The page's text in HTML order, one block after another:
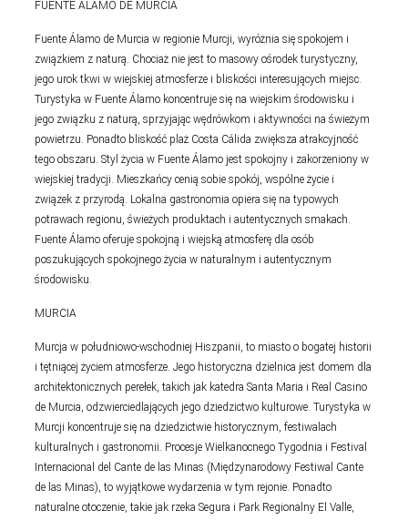
FUENTE ÁLAMO DE MURCIA
Fuente Álamo de Murcia w regionie Murcji, wyróżnia się spokojem i
związkiem z naturą. Chociaż nie jest to masowy ośrodek turystyczny,
jego urok tkwi w wiejskiej atmosferze i bliskości interesujących miejsc.
Turystyka w Fuente Álamo koncentruje się na wiejskim środowisku i
jego związku z naturą, sprzyjając wędrówkom i aktywności na świeżym
powietrzu. Ponadto bliskość plaż Costa Cálida zwiększa atrakcyjność
tego obszaru. Styl życia w Fuente Álamo jest spokojny i zakorzeniony w
wiejskiej tradycji. Mieszkańcy cenią sobie spokój, wspólne życie i
związek z przyrodą. Lokalna gastronomia opiera się na typowych
potrawach regionu, świeżych produktach i autentycznych smakach.
Fuente Álamo oferuje spokojną i wiejską atmosferę dla osób
poszukujących spokojnego życia w naturalnym i autentycznym
środowisku.
MURCIA
Murcja w południowo-wschodniej Hiszpanii, to miasto o bogatej historii
i tętniącej życiem atmosferze. Jego historyczna dzielnica jest domem dla
architektonicznych perełek, takich jak katedra Santa Maria i Real Casino
de Murcia, odzwierciedlających jego dziedzictwo kulturowe. Turystyka w
Murcji koncentruje się na dziedzictwie historycznym, festiwalach
kulturalnych i gastronomii. Procesje Wielkanocnego Tygodnia i Festival
Internacional del Cante de las Minas (Międzynarodowy Festiwal Cante
de las Minas), to wyjątkowe wydarzenia w tym rejonie. Ponadto
naturalne otoczenie, takie jak rzeka Segura i Park Regionalny El Valle,